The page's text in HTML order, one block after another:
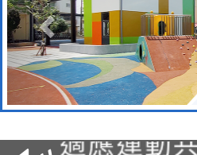
本校115
招甄選結
適應運動